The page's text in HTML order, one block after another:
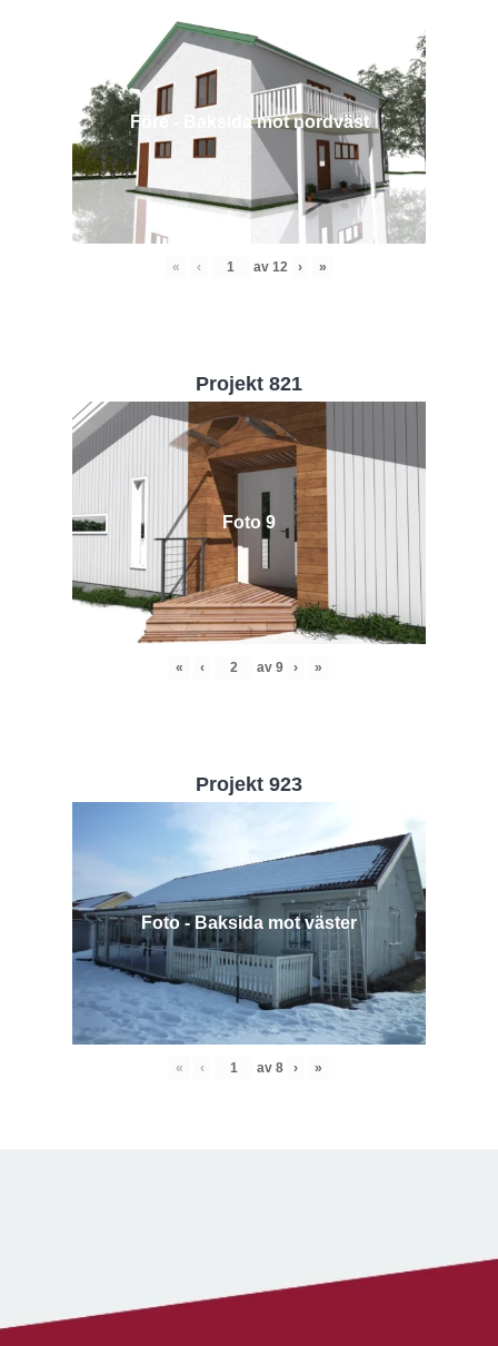
Före - Baksida mot nordväst
« ‹ av 12 › »
Projekt 821
Foto 9
« ‹ av 9 › »
Projekt 923
Foto - Baksida mot väster
« ‹ av 8 › »